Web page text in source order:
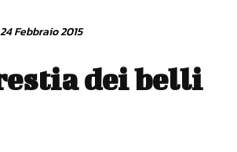
24 Febbraio 2015
dei belli